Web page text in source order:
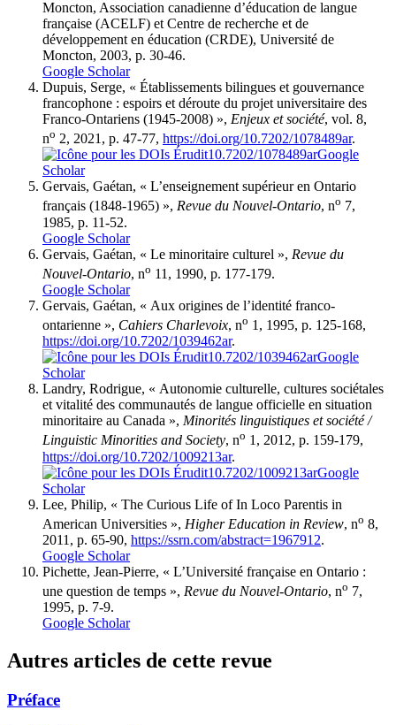
Moncton, Association canadienne d’éducation de langue
française (ACELF) et Centre de recherche et de
développement en éducation (CRDE), Université de
Moncton, 2003, p. 30-46.
Google Scholar
Dupuis, Serge, « Établissements bilingues et gouvernance
francophone : espoirs et déroute du projet universitaire des
Franco-Ontariens (1945-2008) », Enjeux et société, vol. 8,
no 2, 2021, p. 47-77, https://doi.org/10.7202/1078489ar.
10.7202/1078489arGoogle
Scholar
Gervais, Gaétan, « L’enseignement supérieur en Ontario
français (1848-1965) », Revue du Nouvel-Ontario, no 7,
1985, p. 11-52.
Google Scholar
Gervais, Gaétan, « Le minoritaire culturel », Revue du
Nouvel-Ontario, no 11, 1990, p. 177-179.
Google Scholar
Gervais, Gaétan, « Aux origines de l’identité franco-
ontarienne », Cahiers Charlevoix, no 1, 1995, p. 125-168,
https://doi.org/10.7202/1039462ar.
10.7202/1039462arGoogle
Scholar
Landry, Rodrigue, « Autonomie culturelle, cultures sociétales
et vitalité des communautés de langue officielle en situation
minoritaire au Canada », Minorités linguistiques et société /
Linguistic Minorities and Society, no 1, 2012, p. 159-179,
https://doi.org/10.7202/1009213ar.
10.7202/1009213arGoogle
Scholar
Lee, Philip, « The Curious Life of In Loco Parentis in
American Universities », Higher Education in Review, no 8,
2011, p. 65-90, https://ssrn.com/abstract=1967912.
Google Scholar
Pichette, Jean-Pierre, « L’Université française en Ontario :
une question de temps », Revue du Nouvel-Ontario, no 7,
1995, p. 7-9.
Google Scholar
Autres articles de cette revue
Préface